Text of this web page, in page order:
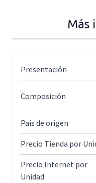
Más
Presentación
Composición
País de origen
Precio Tienda por
Precio Internet por
Unidad